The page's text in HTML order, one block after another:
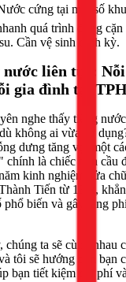
cứng tại một số
quá trình đóng
su. Cần vệ sinh định kỳ.
nước liên tục:
gia đình tại
nghe thấy tiếng
dù không ai vừa sử
dưng tăng vọt một
chính là chiếc bồn cầu
kinh nghiệm sửa
Tiến từ 1Fix,
phổ biến và gây lãng
chúng ta sẽ cùng nhau
tôi sẽ hướng dẫn bạn
bạn tiết kiệm chi phí